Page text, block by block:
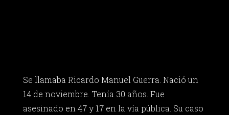
Se llamaba Ricardo Manuel Guerra. Nació un
14 de noviembre. Tenía 30 años. Fue
asesinado en 47 y 17 en la vía pública. Su caso